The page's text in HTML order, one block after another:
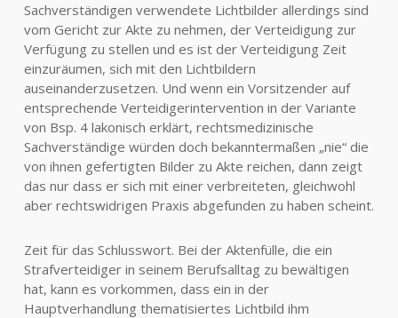
Sachverständigen verwendete Lichtbilder allerdings sind
vom Gericht zur Akte zu nehmen, der Verteidigung zur
Verfügung zu stellen und es ist der Verteidigung Zeit
einzuräumen, sich mit den Lichtbildern
auseinanderzusetzen. Und wenn ein Vorsitzender auf
entsprechende Verteidigerintervention in der Variante
von Bsp. 4 lakonisch erklärt, rechtsmedizinische
Sachverständige würden doch bekanntermaßen „nie“ die
von ihnen gefertigten Bilder zu Akte reichen, dann zeigt
das nur dass er sich mit einer verbreiteten, gleichwohl
aber rechtswidrigen Praxis abgefunden zu haben scheint.
Zeit für das Schlusswort. Bei der Aktenfülle, die ein
Strafverteidiger in seinem Berufsalltag zu bewältigen
hat, kann es vorkommen, dass ein in der
Hauptverhandlung thematisiertes Lichtbild ihm